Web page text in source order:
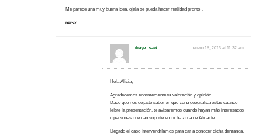
Me parece una muy buena idea, ojala se pueda hacer realidad pronto…
REPLY
ibaye said: enero 15, 2013 at 11:32 am
Hola Alicia,
Agradecemos enormemente tu valoración y opinión.
Dado que nos dejaste saber en que zona geográfica estas cuando
leíste la presentación, te avisaremos cuando hayan más interesados
o personas que dan soporte en dicha zona de Alicante.
Llegado el caso intervendríamos para dar a conocer dicha demanda,